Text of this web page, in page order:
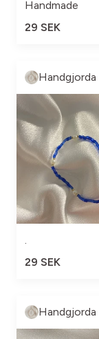
Handmade
29 SEK
.
29 SEK